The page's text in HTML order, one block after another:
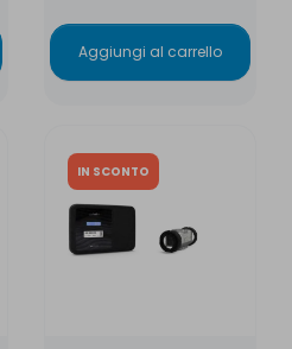
Aggiungi al carrello
IN SCONTO